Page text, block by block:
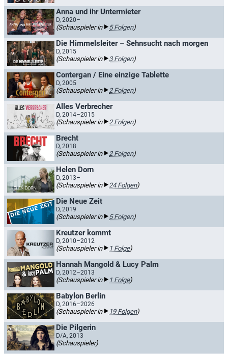
Anna und ihr Untermieter
D, 2020–
(Schauspieler in 5 Folgen)
Die Himmelsleiter – Sehnsucht nach morgen
D, 2015
(Schauspieler in 3 Folgen)
Contergan / Eine einzige Tablette
D, 2005
(Schauspieler in 2 Folgen)
Alles Verbrecher
D, 2014–2015
(Schauspieler in 2 Folgen)
Brecht
D, 2018
(Schauspieler in 2 Folgen)
Helen Dorn
D, 2013–
(Schauspieler in 24 Folgen)
Die Neue Zeit
D, 2019
(Schauspieler in 5 Folgen)
Kreutzer kommt
D, 2010–2012
(Schauspieler in 1 Folge)
Hannah Mangold & Lucy Palm
D, 2012–2013
(Schauspieler in 1 Folge)
Babylon Berlin
D, 2016–2026
(Schauspieler in 19 Folgen)
Die Pilgerin
D/A, 2013
(Schauspieler)